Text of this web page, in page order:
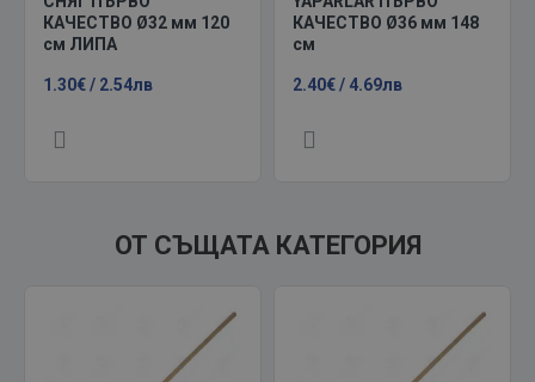
КАЧЕСТВО Ø32 мм 120
см ЛИПА
1.30€ / 2.54лв
КАЧЕСТВО Ø36 мм 148
см
2.40€ / 4.69лв
ОТ СЪЩАТА КАТЕГОРИЯ